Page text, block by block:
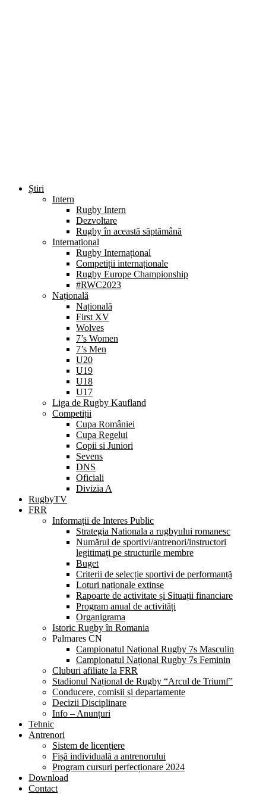
Știri
Intern
Rugby Intern
Dezvoltare
Rugby în această săptămână
Internațional
Rugby Internațional
Competiții internaționale
Rugby Europe Championship
#RWC2023
Națională
Națională
First XV
Wolves
7’s Women
7’s Men
U20
U19
U18
U17
Liga de Rugby Kaufland
Competiții
Cupa României
Cupa Regelui
Copii si Juniori
Sevens
DNS
Oficiali
Divizia A
RugbyTV
FRR
Informații de Interes Public
Strategia Nationala a rugbyului romanesc
Numărul de sportivi/antrenori/instructori
legitimați pe structurile membre
Buget
Criterii de selecție sportivi de performanță
Loturi naționale extinse
Rapoarte de activitate și Situații financiare
Program anual de activități
Organigrama
Istoric Rugby în Romania
Palmares CN
Campionatul Național Rugby 7s Masculin
Campionatul Național Rugby 7s Feminin
Cluburi afiliate la FRR
Stadionul Național de Rugby “Arcul de Triumf”
Conducere, comisii și departamente
Decizii Disciplinare
Info – Anunțuri
Tehnic
Antrenori
Sistem de licențiere
Fișă individuală a antrenorului
Program cursuri perfecționare 2024
Download
Contact